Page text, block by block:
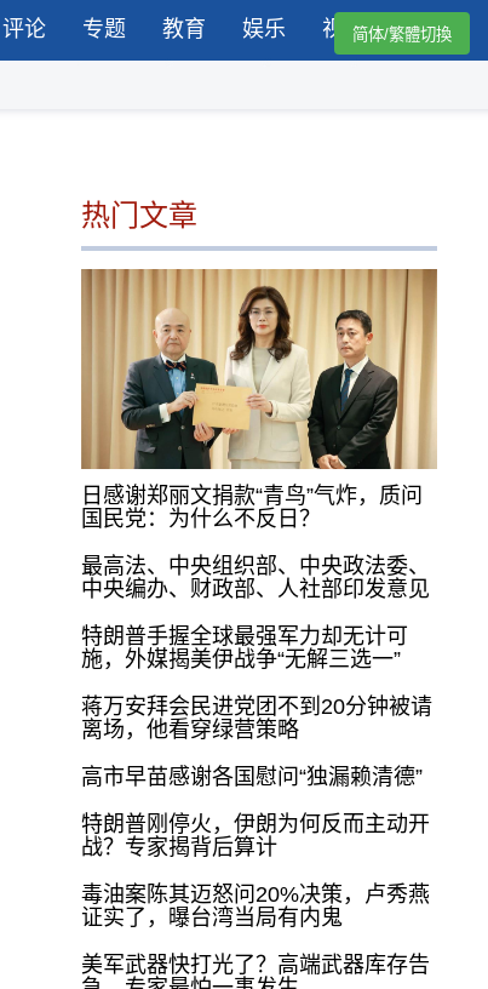
评论 专题 教育 娱乐 视频简体/繁體切換
热门文章
日感谢郑丽文捐款“青鸟”气炸，质问
国民党：为什么不反日？
最高法、中央组织部、中央政法委、
中央编办、财政部、人社部印发意见
特朗普手握全球最强军力却无计可
施，外媒揭美伊战争“无解三选一”
蒋万安拜会民进党团不到20分钟被请
离场，他看穿绿营策略
高市早苗感谢各国慰问“独漏赖清德”
特朗普刚停火，伊朗为何反而主动开
战？专家揭背后算计
毒油案陈其迈怒问20%决策，卢秀燕
证实了，曝台湾当局有内鬼
美军武器快打光了？高端武器库存告